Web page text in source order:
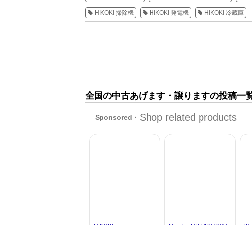
HIKOKI 掃除機 HIKOKI 発電機 HIKOKI 冷蔵庫
全国の中古あげます・譲りますの投稿一